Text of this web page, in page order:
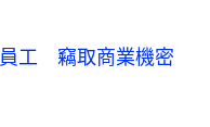
工 竊取商業機密